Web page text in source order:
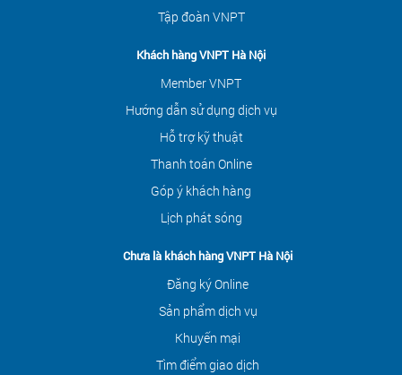
Tập đoàn VNPT
Khách hàng VNPT Hà Nội
Member VNPT
Hướng dẫn sử dụng dịch vụ
Hỗ trợ kỹ thuật
Thanh toán Online
Góp ý khách hàng
Lịch phát sóng
Chưa là khách hàng VNPT Hà Nội
Đăng ký Online
Sản phẩm dịch vụ
Khuyến mại
Tìm điểm giao dịch